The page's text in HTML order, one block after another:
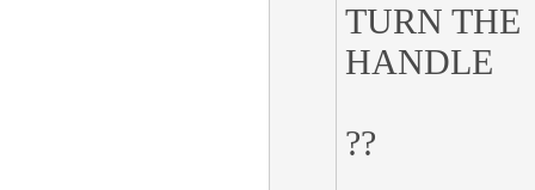
TURN THE
HANDLE
??